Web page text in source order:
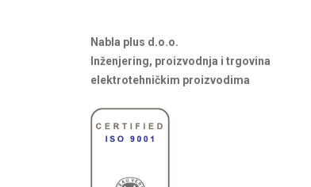
Nabla plus d.o.o.
Inženjering, proizvodnja i trgovina
elektrotehničkim proizvodima